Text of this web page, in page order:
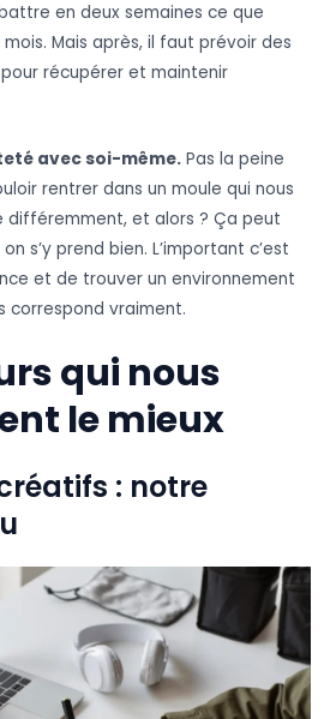
en deux semaines ce que
Mais après, il faut prévoir des
récupérer et maintenir
avec soi-même. Pas la peine
rentrer dans un moule qui nous
différemment, et alors ? Ça peut
s’y prend bien. L’important c’est
et de trouver un environnement
correspond vraiment.
qui nous
le mieux
: notre